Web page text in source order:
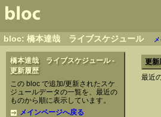
bloc: 橋本達哉 ライブスケジュール
橋本達哉 ライブスケジュール -
更新履歴
この bloc で追加/更新されたスケ
ジュールデータの一覧を、最近の
ものから順に表示しています。
メインページへ戻る
更新
最近